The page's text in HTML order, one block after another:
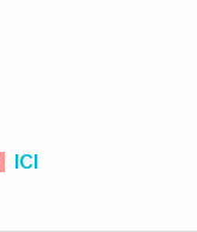
ICI